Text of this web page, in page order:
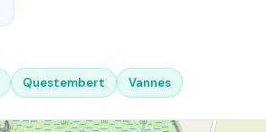
Questembert Vannes